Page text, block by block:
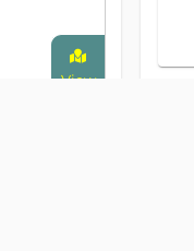
View